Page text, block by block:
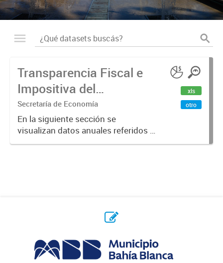
Transparencia Fiscal e
Impositiva del
Municipio. Año 2023
Secretaría de Economía
En la siguiente sección se
visualizan datos anuales referidos a
la transparencia fiscal e impositiva
xls
otro